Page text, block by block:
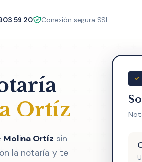
59 20 Conexión segura SSL
Ortíz
Molina Ortíz sin
la notaría y te
✓